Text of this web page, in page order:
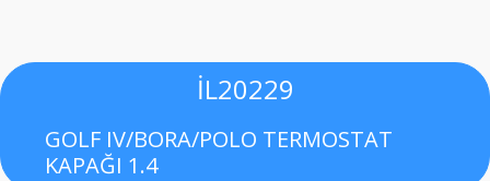
İL20229
GOLF IV/BORA/POLO TERMOSTAT
KAPAĞI 1.4